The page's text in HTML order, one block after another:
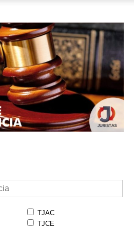
TJAC
TJCE